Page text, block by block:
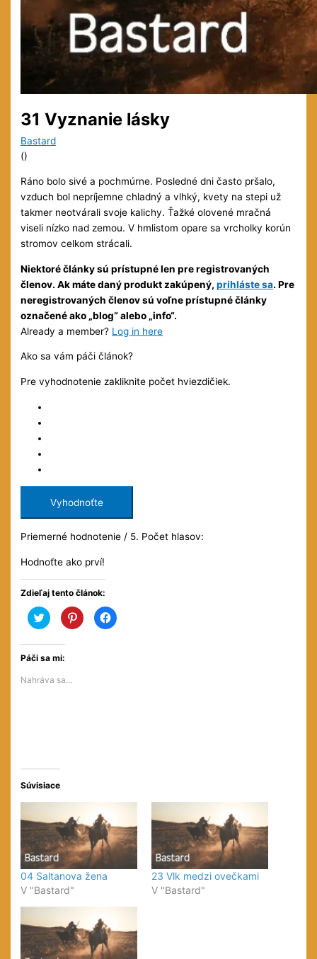
31 Vyznanie lásky
Bastard
()
Ráno bolo sivé a pochmúrne. Posledné dni často pršalo,
vzduch bol nepríjemne chladný a vlhký, kvety na stepi už
takmer neotvárali svoje kalichy. Ťažké olovené mračná
viseli nízko nad zemou. V hmlistom opare sa vrcholky korún
stromov celkom strácali.
Niektoré články sú prístupné len pre registrovaných
členov. Ak máte daný produkt zakúpený,prihláste sa. Pre
neregistrovaných členov sú voľne prístupné články
označené ako „blog“ alebo „info“.
Already a member? Log in here
Ako sa vám páči článok?
Pre vyhodnotenie zakliknite počet hviezdičiek.
Vyhodnoťte
Priemerné hodnotenie / 5. Počet hlasov:
Hodnoťte ako prví!
Zdieľaj tento článok:
Kliknite
pre
zdieľanie
Twitter(Otvorí
novom
Kliknite
pre
zdieľanie
Kliknite
pre
Páči sa mi:
Nahráva sa...
Súvisiace
04 Saltanova žena
V "Bastard"
23 Vlk medzi ovečkami
V "Bastard"